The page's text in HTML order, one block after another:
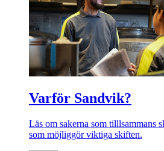
Varför Sandvik?
Läs om sakerna som tilllsammans
som möjliggör viktiga skiften.